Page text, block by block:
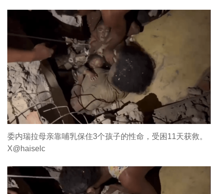
委内瑞拉母亲靠哺乳保住3个孩子的性命，受困11天获救。
X@haiselc